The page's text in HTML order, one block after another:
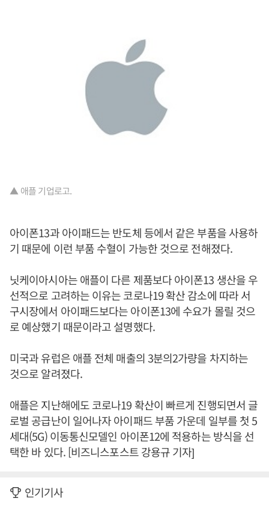
▲ 애플 기업로고.
아이폰13과 아이패드는 반도체 등에서 같은 부품을 사용하
기 때문에 이런 부품 수혈이 가능한 것으로 전해졌다.
닛케이아시아는 애플이 다른 제품보다 아이폰13 생산을 우
선적으로 고려하는 이유는 코로나19 확산 감소에 따라 서
구시장에서 아이패드보다는 아이폰13에 수요가 몰릴 것으
로 예상했기 때문이라고 설명했다.
미국과 유럽은 애플 전체 매출의 3분의2가량을 차지하는
것으로 알려졌다.
애플은 지난해에도 코로나19 확산이 빠르게 진행되면서 글
로벌 공급난이 일어나자 아이패드 부품 가운데 일부를 첫 5
세대(5G) 이동통신모델인 아이폰12에 적용하는 방식을 선
택한 바 있다. [비즈니스포스트 강용규 기자]
인기기사